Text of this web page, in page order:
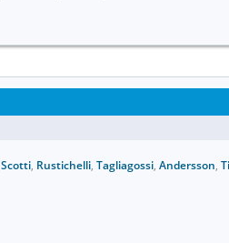
Scotti, Rustichelli, Tagliagossi, Andersson,